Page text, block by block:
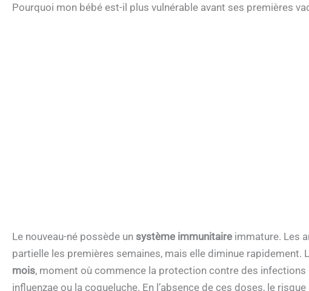
Pourquoi mon bébé est-il plus vulnérable avant ses premières
Le nouveau-né possède un système immunitaire immature. Les
partielle les premières semaines, mais elle diminue
mois, moment où commence la protection contre des infections
influenzae ou la coqueluche. En l’absence de ces doses, le